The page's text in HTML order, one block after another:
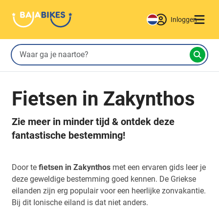
Inloggen
Fietsen in Zakynthos
Zie meer in minder tijd & ontdek deze
fantastische bestemming!
Door te fietsen in Zakynthos met een ervaren gids leer je
deze geweldige bestemming goed kennen. De Griekse
eilanden zijn erg populair voor een heerlijke zonvakantie.
Bij dit Ionische eiland is dat niet anders.